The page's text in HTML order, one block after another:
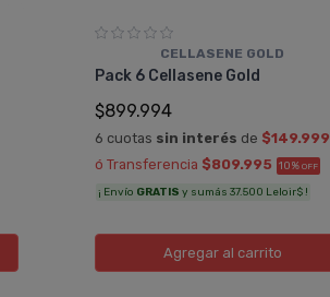
CELLASENE GOLD
Pack 6 Cellasene Gold
$899.994
6 cuotas sin interés de $149.999
ó Transferencia $809.995 10% OFF
¡ Envío GRATIS y sumás 37.500 Leloir$ !
Agregaral carrito